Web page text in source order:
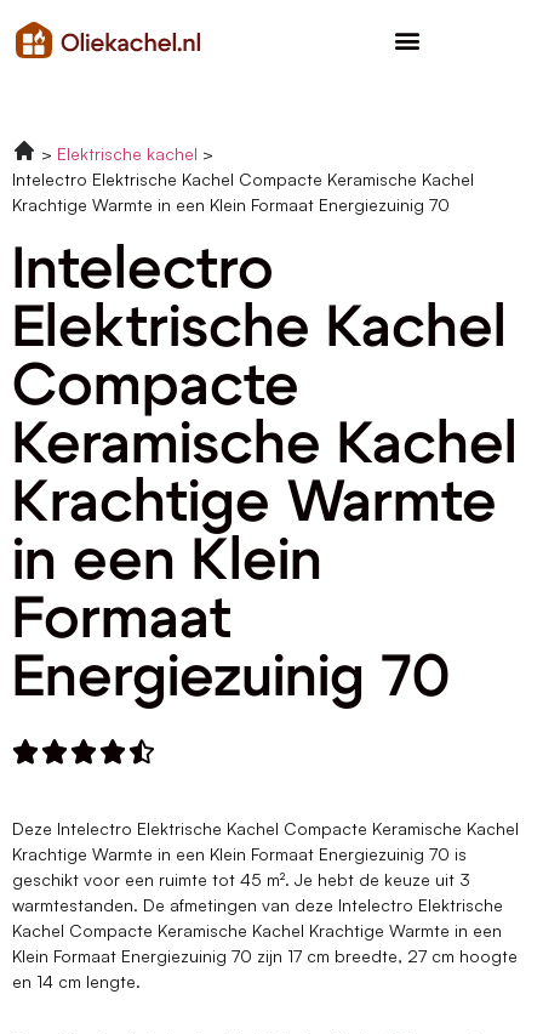
Elektrische kachel
Intelectro Elektrische Kachel Compacte Keramische Kachel
Krachtige Warmte in een Klein Formaat Energiezuinig 70
Intelectro
Elektrische Kachel
Compacte
Keramische Kachel
Krachtige Warmte
in een Klein
Formaat
Energiezuinig 70

Deze Intelectro Elektrische Kachel Compacte Keramische Kachel
Krachtige Warmte in een Klein Formaat Energiezuinig 70 is
geschikt voor een ruimte tot 45 m². Je hebt de keuze uit 3
warmtestanden. De afmetingen van deze Intelectro Elektrische
Kachel Compacte Keramische Kachel Krachtige Warmte in een
Klein Formaat Energiezuinig 70 zijn 17 cm breedte, 27 cm hoogte
en 14 cm lengte.